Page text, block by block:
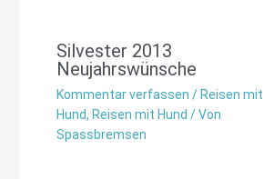
Silvester 2013
Neujahrswünsche
Kommentar verfassen / Reisen mit
Hund, Reisen mit Hund / Von
Spassbremsen